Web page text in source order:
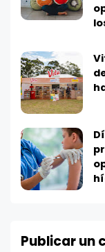
Publicar un